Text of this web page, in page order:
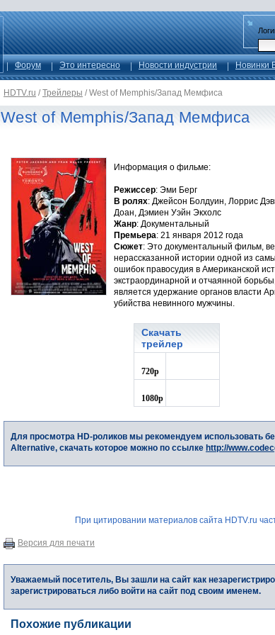
Форум Это интересно Новости индустрии Новинки
HDTV.ru / Трейлеры / West of Memphis/Запад Мемфиса
West of Memphis/Запад Мемфиса
Информация о фильме:
Режиссер: Эми Берг
В ролях: Джейсон Болдуин, Лоррис
Доан, Дэмиен Уэйн Экхолс
Жанр: Документальный
Премьера: 21 января 2012 года
Сюжет: Это документальный фильм,
нерассказанной истории одной из
ошибок правосудия в Американской
экстраординарной и отчаянной
является удержание органов власти
убийства невинного мужчины.
Скачать
трейлер
720p
1080p
Для просмотра HD-роликов мы рекомендуем использовать
Alternative, скачать которое можно по ссылке http://
При цитировании материалов сайта HDTV.ru
Версия для печати
Уважаемый посетитель, Вы зашли на сайт как
зарегистрироваться либо войти на сайт под своим именем.
Похожие публикации